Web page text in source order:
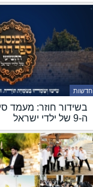
חדשות
בשידור חוזר: מעמד
ה-9 של ילדי ישראל